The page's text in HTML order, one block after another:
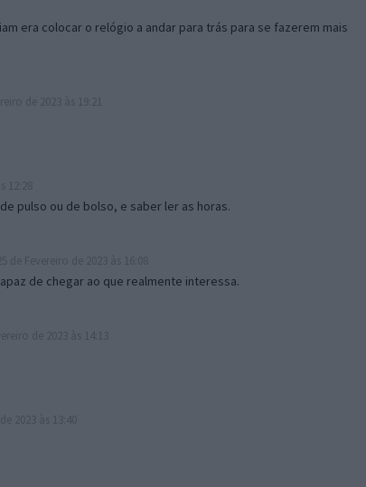
era colocar o relógio a andar para trás para se fazerem mais
pulso ou de bolso, e saber ler as horas.
de chegar ao que realmente interessa.